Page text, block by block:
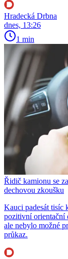
Hradecká Drbna
dnes, 13:26
1 min
Řidič kamionu se
dechovou zkoušku
Kauci padesát tisíc
pozitivní orientační
ale nebylo možné
průkaz.